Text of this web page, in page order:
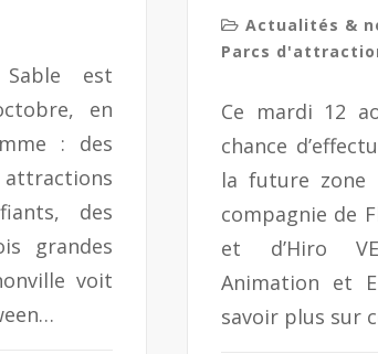
est
en
: des
des
grandes
voit
Actualités &
Parcs
Ce mardi 12
chance
la future zone
compagnie de
et d’Hiro
Animation et
savoir plus sur